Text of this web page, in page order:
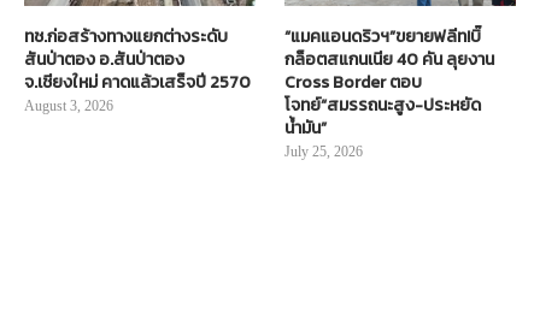
ทช.ก่อสร้างทางแยกต่างระดับ
สันป่าตอง อ.สันป่าตอง
จ.เชียงใหม่ คาดแล้วเสร็จปี 2570
August 3, 2026
“แมคแอนดริวฯ”ขยายฟลีท!บิ๊
กล็อตสแกนเนีย 40 คัน ลุยงาน
Cross Border ตอบ
โจทย์“สมรรถนะสูง-ประหยัด
น้ำมัน”
July 25, 2026